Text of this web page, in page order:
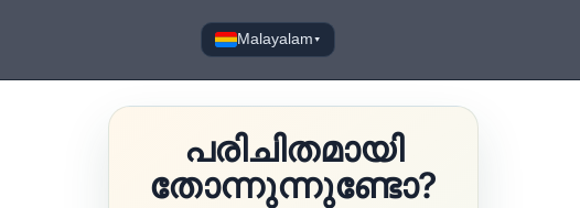
Malayalam▾
പരിചിതമായി
തോന്നുന്നുണ്ടോ?